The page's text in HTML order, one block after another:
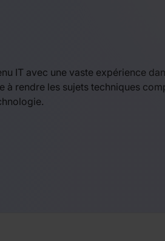
IT avec une vaste expérience
à rendre les sujets techniques